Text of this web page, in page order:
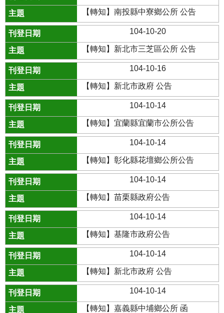
【轉知】南投縣中寮鄉公所 公告
104-10-20
【轉知】新北市三芝區公所 公告
104-10-16
【轉知】新北市政府 公告
104-10-14
【轉知】宜蘭縣宜蘭市公所公告
104-10-14
【轉知】彰化縣花壇鄉公所公告
104-10-14
【轉知】苗栗縣政府公告
104-10-14
【轉知】基隆市政府公告
104-10-14
【轉知】新北市政府 公告
104-10-14
【轉知】嘉義縣中埔鄉公所 函